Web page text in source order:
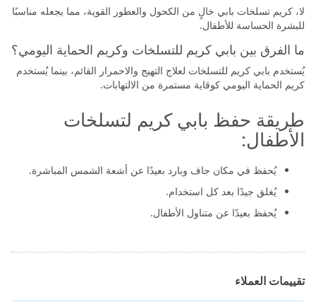
لا، كريم تسلخات بابي خالٍ من الكحول والعطور القوية، مما يجعله مناسبًا
للبشرة الحساسة للأطفال.
ما الفرق بين بابي كريم للتسلخات وكريم الحماية اليومي؟
يُستخدم بابي كريم للتسلخات لعلاج التهيج والاحمرار القائم، بينما يُستخدم
كريم الحماية اليومي كوقاية مستمرة من الالتهابات.
طريقة حفظ بابي كريم لتسلخات
الأطفال:
يُحفظ في مكان جاف وبارد بعيدًا عن أشعة الشمس المباشرة.
يُغلق جيدًا بعد كل استخدام.
يُحفظ بعيدًا عن متناول الأطفال.
تقييمات العملاء